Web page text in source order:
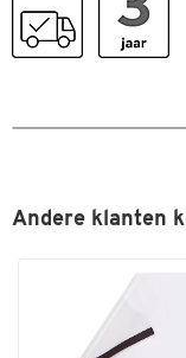
Materiaal
Materiaal foldervakken
Type
Afmetingen
Andere klanten